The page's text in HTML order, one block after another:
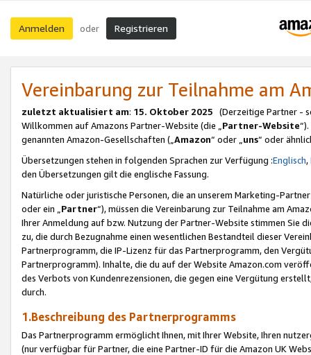
Anmelden oder Registrieren
Vereinbarung zur Teilnahme am
zuletzt aktualisiert am: 15. Oktober 2025 (Derzeitige Partner -
Willkommen auf Amazons Partner-Website (die „Partner-Website
genannten Amazon-Gesellschaften („Amazon“ oder „uns“ oder
Übersetzungen stehen in folgenden Sprachen zur Verfügung :Englisch,
den Übersetzungen gilt die englische Fassung.
Natürliche oder juristische Personen, die an unserem Marketing-
oder ein „Partner“), müssen die Vereinbarung zur Teilnahme am
Ihrer Anmeldung auf bzw. Nutzung der Partner-Website stimmen Sie
zu, die durch Bezugnahme einen wesentlichen Bestandteil dieser
Partnerprogramm, die IP-Lizenz für das Partnerprogramm, den
Partnerprogramm). Inhalte, die du auf der Website Amazon.com
des Verbots von Kundenrezensionen, die gegen eine Vergütung
durch.
1.Beschreibung des Partnerprogramms
Das Partnerprogramm ermöglicht Ihnen, mit Ihrer Website, Ihren
(nur verfügbar für Partner, die eine Partner-ID für die Amazon UK